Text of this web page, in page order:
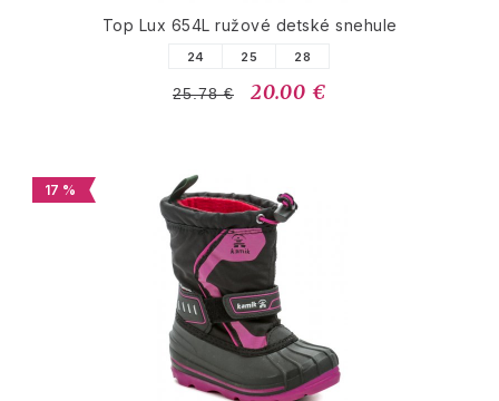
Top Lux 654L ružové detské snehule
24 25 28
25.78 € 20.00 €
17 %